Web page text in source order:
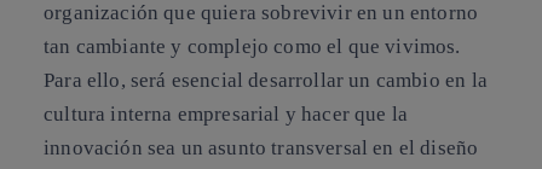
organización que quiera sobrevivir en un entorno
tan cambiante y complejo como el que vivimos.
Para ello, será esencial desarrollar un cambio en la
cultura interna empresarial y hacer que la
innovación sea un asunto transversal en el diseño